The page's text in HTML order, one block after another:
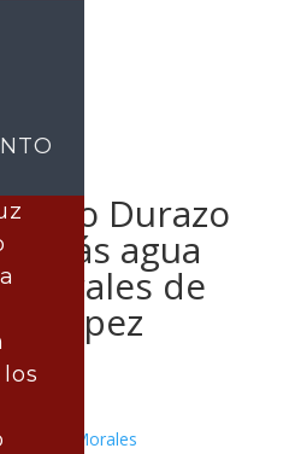
Durazo
más agua
rurales de
López
Pérez Morales